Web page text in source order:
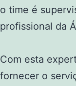
o time é
profissional da
Com esta
fornecer o